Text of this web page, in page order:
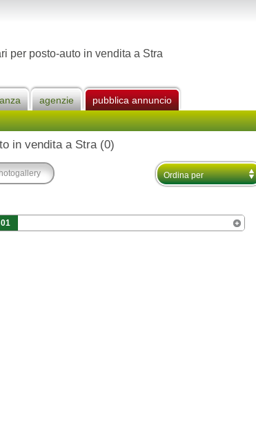
per posto-auto in vendita a Stra
agenzie pubblica annuncio
in vendita a Stra (0)
01